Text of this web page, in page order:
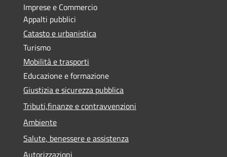
Imprese e Commercio
Appalti pubblici
Catasto e urbanistica
Turismo
Mobilità e trasporti
Educazione e formazione
Giustizia e sicurezza pubblica
Tributi,finanze e contravvenzioni
Ambiente
Salute, benessere e assistenza
Autorizzazioni